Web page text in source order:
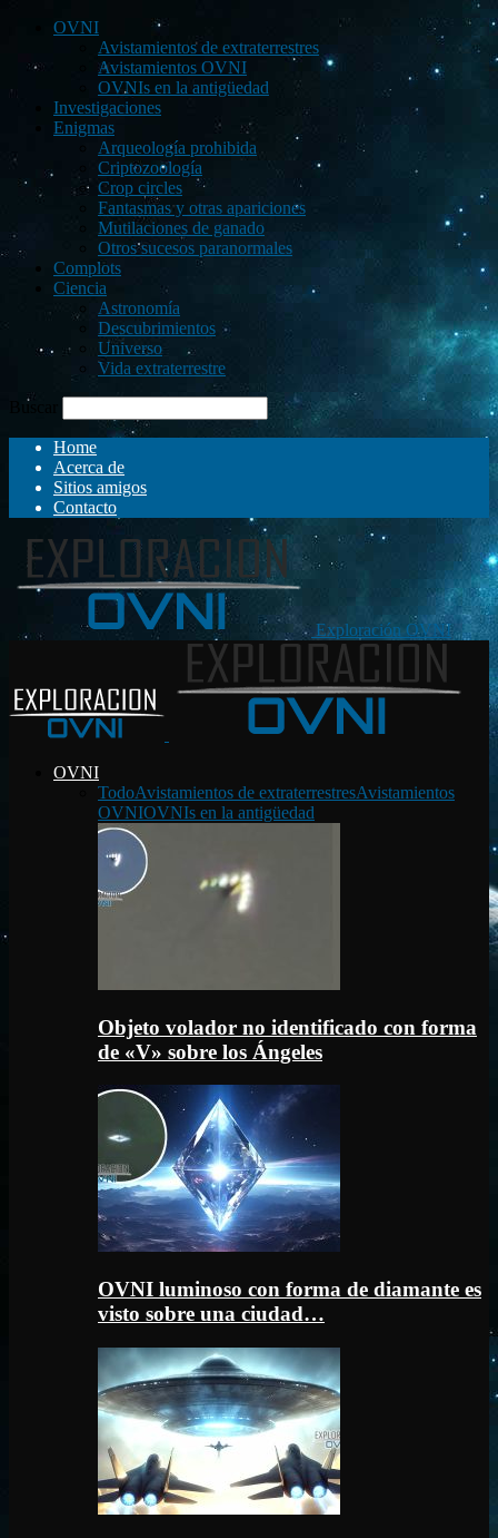
OVNI
Avistamientos de extraterrestres
Avistamientos OVNI
OVNIs en la antigüedad
Investigaciones
Enigmas
Arqueología prohibida
Criptozoología
Crop circles
Fantasmas y otras apariciones
Mutilaciones de ganado
Otros sucesos paranormales
Complots
Ciencia
Astronomía
Descubrimientos
Universo
Vida extraterrestre
Buscar
Home
Acerca de
Sitios amigos
Contacto
Exploración OVNI
OVNI
TodoAvistamientos de extraterrestresAvistamientos
OVNIOVNIs en la antigüedad
Objeto volador no identificado con forma
de «V» sobre los Ángeles
OVNI luminoso con forma de diamante es
visto sobre una ciudad…